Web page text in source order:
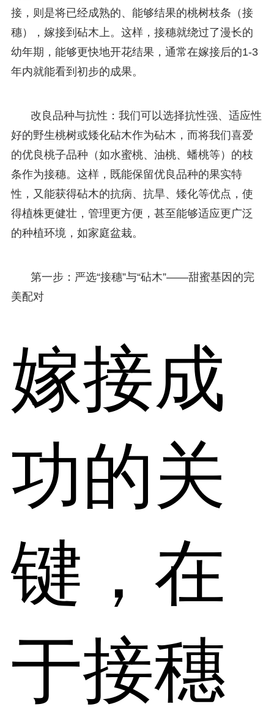
接，则是将已经成熟的、能够结果的桃树枝条（接
穗），嫁接到砧木上。这样，接穗就绕过了漫长的
幼年期，能够更快地开花结果，通常在嫁接后的1-3
年内就能看到初步的成果。
改良品种与抗性：我们可以选择抗性强、适应性
好的野生桃树或矮化砧木作为砧木，而将我们喜爱
的优良桃子品种（如水蜜桃、油桃、蟠桃等）的枝
条作为接穗。这样，既能保留优良品种的果实特
性，又能获得砧木的抗病、抗旱、矮化等优点，使
得植株更健壮，管理更方便，甚至能够适应更广泛
的种植环境，如家庭盆栽。
第一步：严选“接穗”与“砧木”——甜蜜基因的完
美配对
嫁接成
功的关
键，在
于接穗